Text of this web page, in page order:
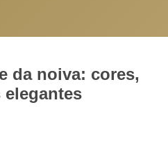
da noiva: cores,